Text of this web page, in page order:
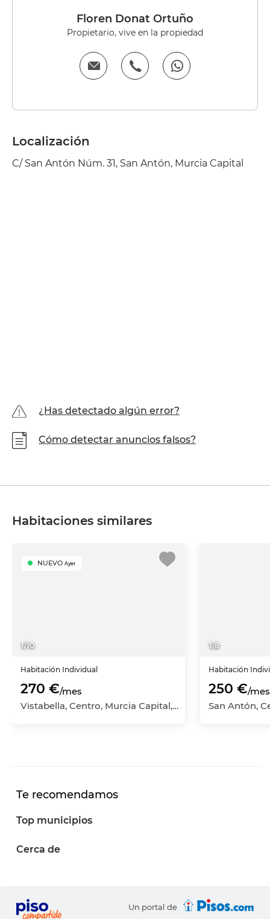
Floren Donat Ortuño
Propietario, vive en la propiedad
Localización
C/ San Antón Núm. 31, San Antón, Murcia Capital
¿Has detectado algún error?
Cómo detectar anuncios falsos?
Habitaciones similares
1/10
NUEVO Ayer
Habitación Individual
270 €/mes
Vistabella, Centro, Murcia Capital, Murcia
1/8
Habitación
250 €/mes
Te recomendamos
Top municipios
Cerca de
Un portal de